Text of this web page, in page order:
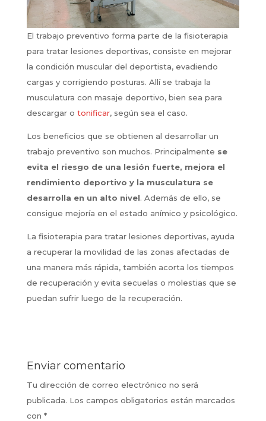
El trabajo preventivo forma parte de la fisioterapia
para tratar lesiones deportivas, consiste en mejorar
la condición muscular del deportista, evadiendo
cargas y corrigiendo posturas. Allí se trabaja la
musculatura con masaje deportivo, bien sea para
descargar o tonificar, según sea el caso.
Los beneficios que se obtienen al desarrollar un
trabajo preventivo son muchos. Principalmente se
evita el riesgo de una lesión fuerte, mejora el
rendimiento deportivo y la musculatura se
desarrolla en un alto nivel. Además de ello, se
consigue mejoría en el estado anímico y psicológico.
La fisioterapia para tratar lesiones deportivas, ayuda
a recuperar la movilidad de las zonas afectadas de
una manera más rápida, también acorta los tiempos
de recuperación y evita secuelas o molestias que se
puedan sufrir luego de la recuperación.
Enviar comentario
Tu dirección de correo electrónico no será
publicada. Los campos obligatorios están marcados
con *